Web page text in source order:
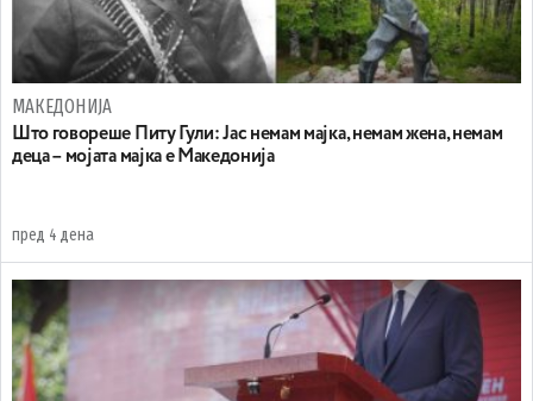
МАКЕДОНИЈА
Што говореше Питу Гули: Јас немам мајка, немам жена, немам
деца – мојата мајка е Македонија
пред 4 дена